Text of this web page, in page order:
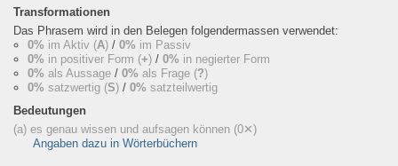
Transformationen
Das Phrasem wird in den Belegen folgendermassen verwendet:
0% im Aktiv (A) / 0% im Passiv
0% in positiver Form (+) / 0% in negierter Form
0% als Aussage / 0% als Frage (?)
0% satzwertig (S) / 0% satzteilwertig
Bedeutungen
(a) es genau wissen und aufsagen können (0✕)
Angaben dazu in Wörterbüchern